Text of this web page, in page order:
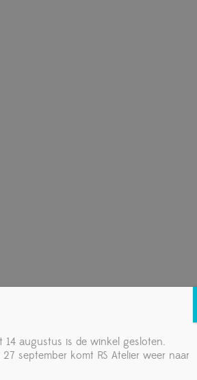
augustus is de winkel gesloten.
september komt RS Atelier weer naar